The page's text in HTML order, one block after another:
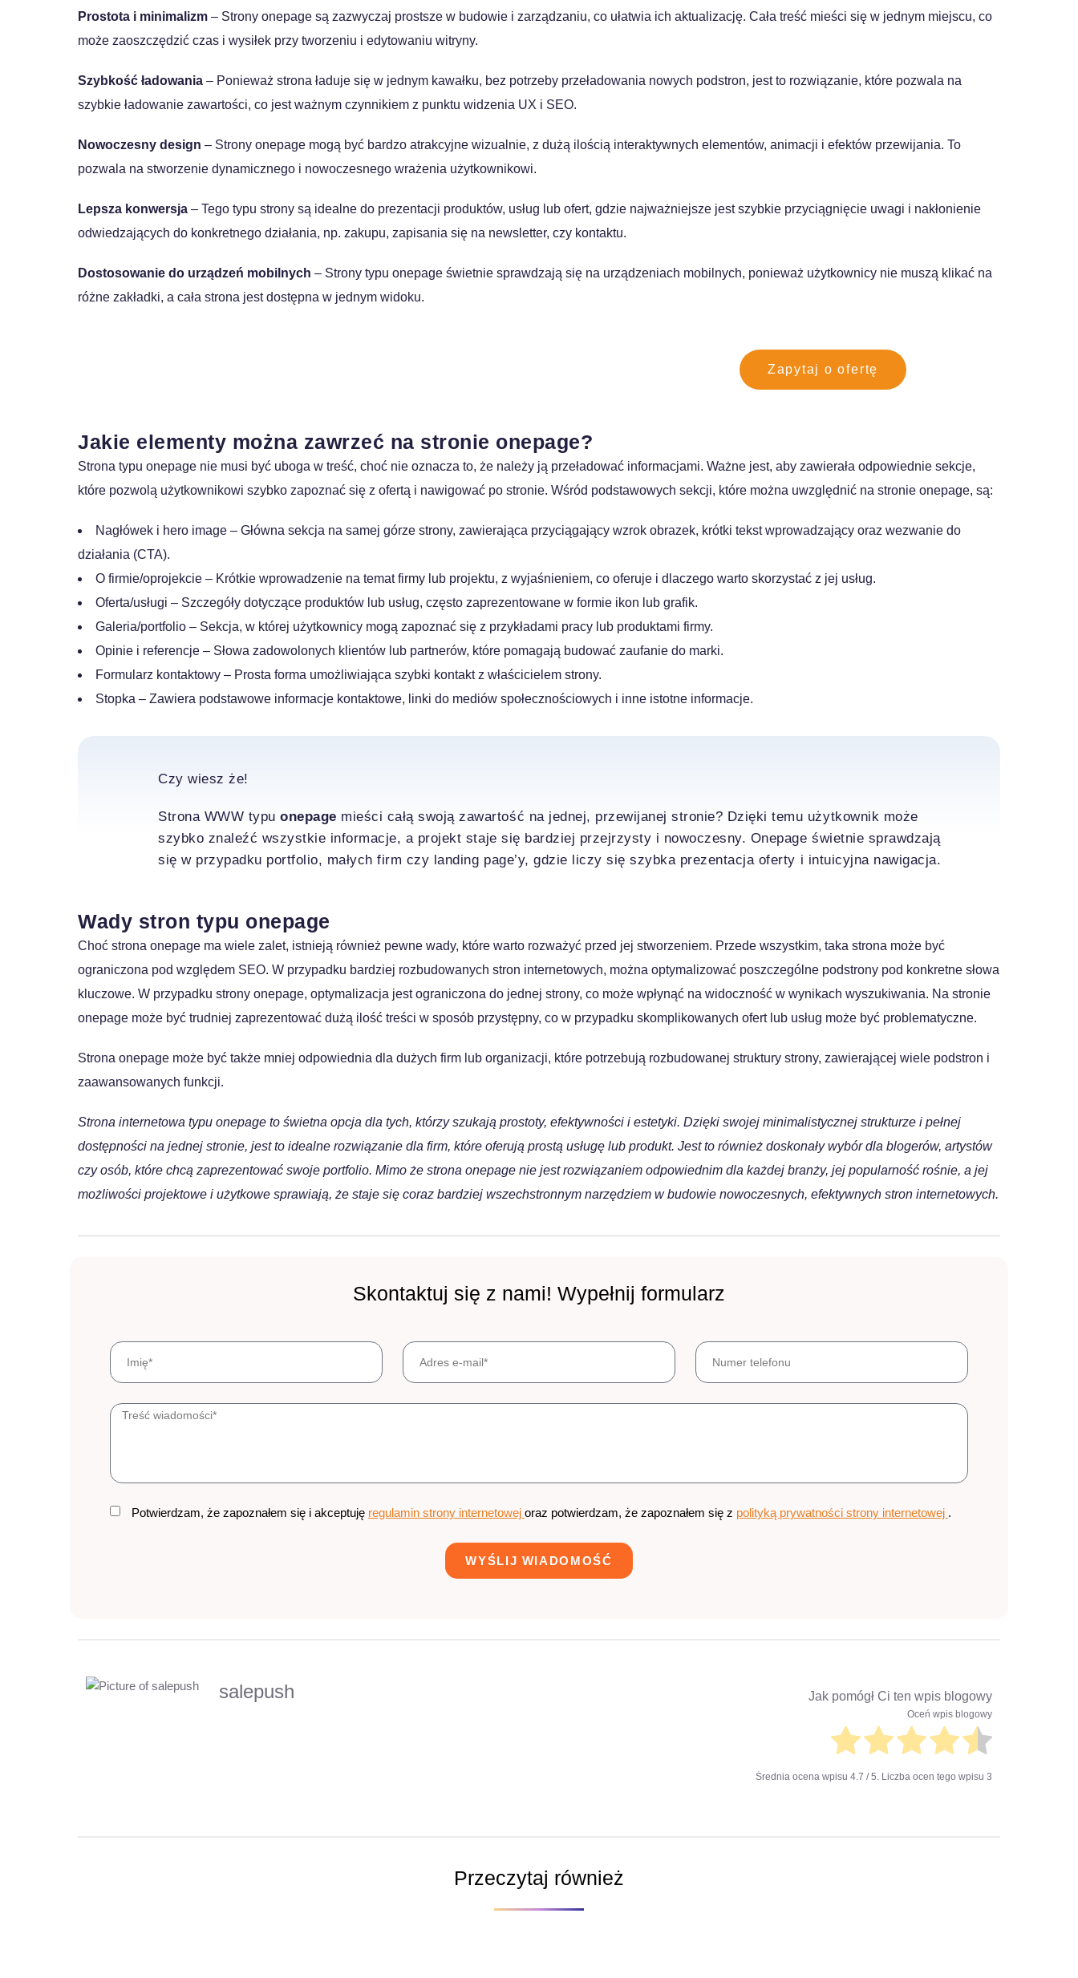
Prostota i minimalizm – Strony onepage są zazwyczaj prostsze w budowie i zarządzaniu, co ułatwia ich aktualizację. Cała treść mieści się w jednym miejscu, co
może zaoszczędzić czas i wysiłek przy tworzeniu i edytowaniu witryny.
Szybkość ładowania – Ponieważ strona ładuje się w jednym kawałku, bez potrzeby przeładowania nowych podstron, jest to rozwiązanie, które pozwala na
szybkie ładowanie zawartości, co jest ważnym czynnikiem z punktu widzenia UX i SEO.
Nowoczesny design – Strony onepage mogą być bardzo atrakcyjne wizualnie, z dużą ilością interaktywnych elementów, animacji i efektów przewijania. To
pozwala na stworzenie dynamicznego i nowoczesnego wrażenia użytkownikowi.
Lepsza konwersja – Tego typu strony są idealne do prezentacji produktów, usług lub ofert, gdzie najważniejsze jest szybkie przyciągnięcie uwagi i nakłonienie
odwiedzających do konkretnego działania, np. zakupu, zapisania się na newsletter, czy kontaktu.
Dostosowanie do urządzeń mobilnych – Strony typu onepage świetnie sprawdzają się na urządzeniach mobilnych, ponieważ użytkownicy nie muszą klikać na
różne zakładki, a cała strona jest dostępna w jednym widoku.
Zapytaj o ofertę
Jakie elementy można zawrzeć na stronie onepage?
Strona typu onepage nie musi być uboga w treść, choć nie oznacza to, że należy ją przeładować informacjami. Ważne jest, aby zawierała odpowiednie sekcje,
które pozwolą użytkownikowi szybko zapoznać się z ofertą i nawigować po stronie. Wśród podstawowych sekcji, które można uwzględnić na stronie onepage, są:
Nagłówek i hero image – Główna sekcja na samej górze strony, zawierająca przyciągający wzrok obrazek, krótki tekst wprowadzający oraz wezwanie do
działania (CTA).
O firmie/oprojekcie – Krótkie wprowadzenie na temat firmy lub projektu, z wyjaśnieniem, co oferuje i dlaczego warto skorzystać z jej usług.
Oferta/usługi – Szczegóły dotyczące produktów lub usług, często zaprezentowane w formie ikon lub grafik.
Galeria/portfolio – Sekcja, w której użytkownicy mogą zapoznać się z przykładami pracy lub produktami firmy.
Opinie i referencje – Słowa zadowolonych klientów lub partnerów, które pomagają budować zaufanie do marki.
Formularz kontaktowy – Prosta forma umożliwiająca szybki kontakt z właścicielem strony.
Stopka – Zawiera podstawowe informacje kontaktowe, linki do mediów społecznościowych i inne istotne informacje.
Czy wiesz że!
Strona WWW typuonepage mieści całą swoją zawartość na jednej, przewijanej stronie? Dzięki temu użytkownik może
szybko znaleźć wszystkie informacje, a projekt staje się bardziej przejrzysty i nowoczesny. Onepage świetnie sprawdzają
się w przypadku portfolio, małych firm czy landing page’y, gdzie liczy się szybka prezentacja oferty i intuicyjna nawigacja.
Wady stron typu onepage
Choć strona onepage ma wiele zalet, istnieją również pewne wady, które warto rozważyć przed jej stworzeniem. Przede wszystkim, taka strona może być
ograniczona pod względem SEO. W przypadku bardziej rozbudowanych stron internetowych, można optymalizować poszczególne podstrony pod konkretne słowa
kluczowe. W przypadku strony onepage, optymalizacja jest ograniczona do jednej strony, co może wpłynąć na widoczność w wynikach wyszukiwania. Na stronie
onepage może być trudniej zaprezentować dużą ilość treści w sposób przystępny, co w przypadku skomplikowanych ofert lub usług może być problematyczne.
Strona onepage może być także mniej odpowiednia dla dużych firm lub organizacji, które potrzebują rozbudowanej struktury strony, zawierającej wiele podstron i
zaawansowanych funkcji.
Strona internetowa typu onepage to świetna opcja dla tych, którzy szukają prostoty, efektywności i estetyki. Dzięki swojej minimalistycznej strukturze i pełnej
dostępności na jednej stronie, jest to idealne rozwiązanie dla firm, które oferują prostą usługę lub produkt. Jest to również doskonały wybór dla blogerów, artystów
czy osób, które chcą zaprezentować swoje portfolio. Mimo że strona onepage nie jest rozwiązaniem odpowiednim dla każdej branży, jej popularność rośnie, a jej
możliwości projektowe i użytkowe sprawiają, że staje się coraz bardziej wszechstronnym narzędziem w budowie nowoczesnych, efektywnych stron internetowych.
Skontaktuj się z nami! Wypełnij formularz
Potwierdzam, że zapoznałem się i akceptuję regulamin strony internetowej oraz potwierdzam, że zapoznałem się z polityką prywatności strony internetowej .
WYŚLIJ WIADOMOŚĆ
salepush Jak pomógł Ci ten wpis blogowy
Oceń wpis blogowy
Średnia ocena wpisu 4.7 / 5. Liczba ocen tego wpisu 3
Przeczytaj również